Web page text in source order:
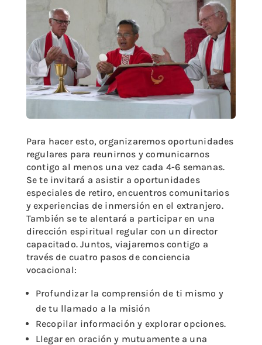
Para hacer esto, organizaremos oportunidades
regulares para reunirnos y comunicarnos
contigo al menos una vez cada 4-6 semanas.
Se te invitará a asistir a oportunidades
especiales de retiro, encuentros comunitarios
y experiencias de inmersión en el extranjero.
También se te alentará a participar en una
dirección espiritual regular con un director
capacitado. Juntos, viajaremos contigo a
través de cuatro pasos de conciencia
vocacional:
Profundizar la comprensión de ti mismo y
de tu llamado a la misión
Recopilar información y explorar opciones.
Llegar en oración y mutuamente a una